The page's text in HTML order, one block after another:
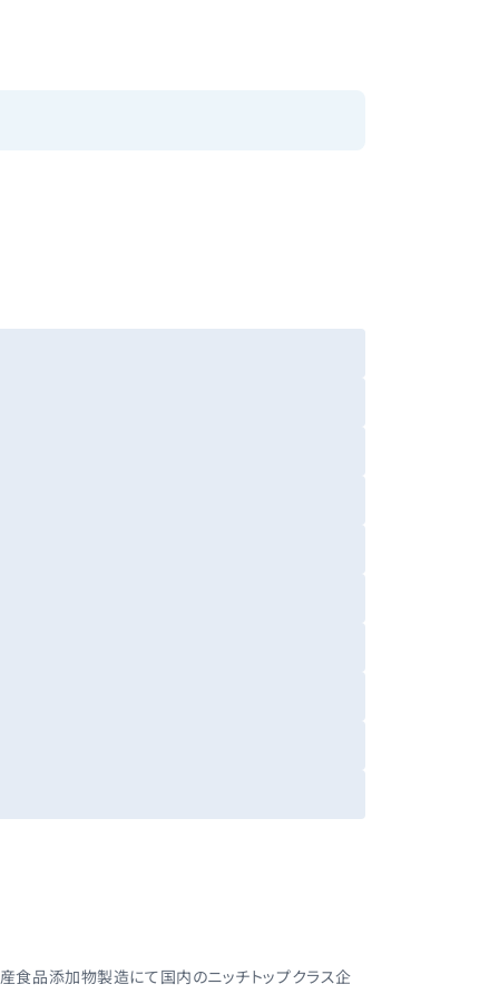
食品添加物製造にて国内のニッチトップクラス企